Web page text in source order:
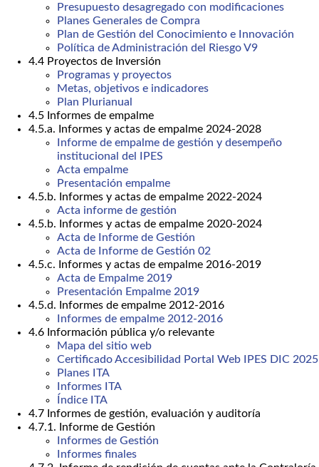
Presupuesto desagregado con modificaciones
Planes Generales de Compra
Plan de Gestión del Conocimiento e Innovación
Política de Administración del Riesgo V9
4.4 Proyectos de Inversión
Programas y proyectos
Metas, objetivos e indicadores
Plan Plurianual
4.5 Informes de empalme
4.5.a. Informes y actas de empalme 2024-2028
Informe de empalme de gestión y desempeño
institucional del IPES
Acta empalme
Presentación empalme
4.5.b. Informes y actas de empalme 2022-2024
Acta informe de gestión
4.5.b. Informes y actas de empalme 2020-2024
Acta de Informe de Gestión
Acta de Informe de Gestión 02
4.5.c. Informes y actas de empalme 2016-2019
Acta de Empalme 2019
Presentación Empalme 2019
4.5.d. Informes de empalme 2012-2016
Informes de empalme 2012-2016
4.6 Información pública y/o relevante
Mapa del sitio web
Certificado Accesibilidad Portal Web IPES DIC 2025
Planes ITA
Informes ITA
Índice ITA
4.7 Informes de gestión, evaluación y auditoría
4.7.1. Informe de Gestión
Informes de Gestión
Informes finales